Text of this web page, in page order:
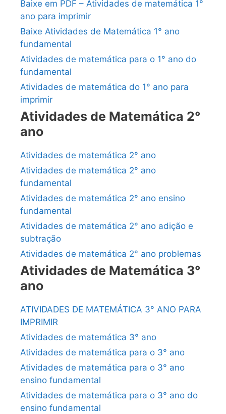
Baixe em PDF – Atividades de matemática 1°
ano para imprimir
Baixe Atividades de Matemática 1° ano
fundamental
Atividades de matemática para o 1° ano do
fundamental
Atividades de matemática do 1° ano para
imprimir
Atividades de Matemática 2°
ano
Atividades de matemática 2° ano
Atividades de matemática 2° ano
fundamental
Atividades de matemática 2° ano ensino
fundamental
Atividades de matemática 2° ano adição e
subtração
Atividades de matemática 2° ano problemas
Atividades de Matemática 3°
ano
ATIVIDADES DE MATEMÁTICA 3° ANO PARA
IMPRIMIR
Atividades de matemática 3° ano
Atividades de matemática para o 3° ano
Atividades de matemática para o 3° ano
ensino fundamental
Atividades de matemática para o 3° ano do
ensino fundamental